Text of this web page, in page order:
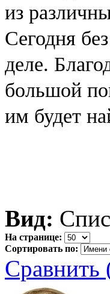
из
Сегодня
деле.
большой
им будет
Вид:
На странице:
Сортировать по:
Сравнить